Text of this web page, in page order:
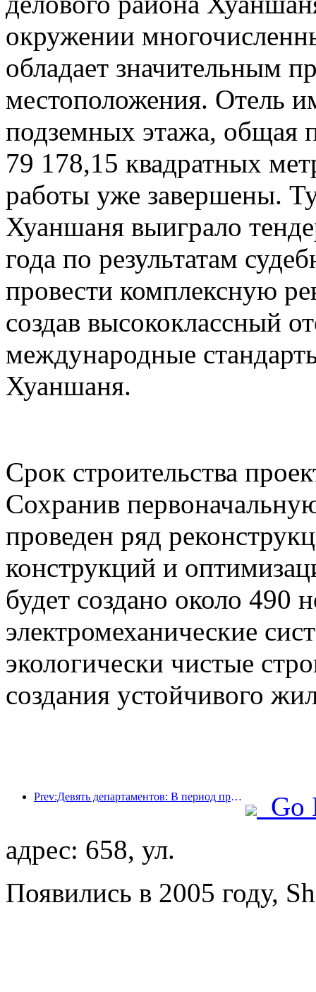
окружении
обладает значительным
местоположения. Отель
подземных этажа, общая
79 178,15 квадратных
работы уже завершены.
Хуаншаня выиграло
года по результатам
провести комплексную
создав высококлассный
международные
Хуаншаня.
Срок строительства
Сохранив
проведен ряд
конструкций и
будет создано около 490
электромеханические
экологически чистые
создания устойчивого
Prev:Девять департаментов: В период празднования Весеннего фестиваля сетевые отели и бутик-отели будут предлагать льготные условия.
Go
адрес: 658, ул.
Появились в 2005 году,